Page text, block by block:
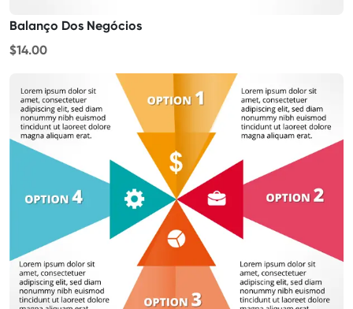
Balanço Dos Negócios
$14.00